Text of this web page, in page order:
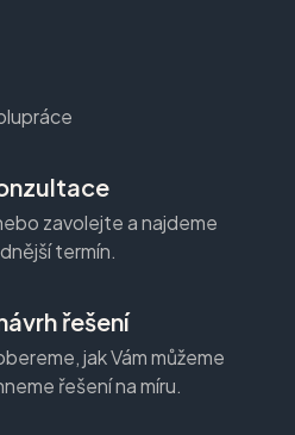
zavolejte a najdeme
termín.
řešení
jak Vám můžeme
řešení na míru.